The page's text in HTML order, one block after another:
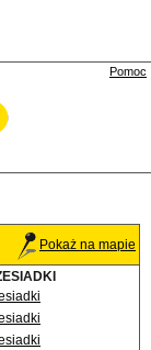
Pomoc
Pokaż na mapie